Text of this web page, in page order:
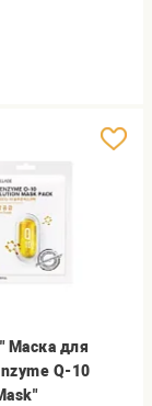
Маска для
Q-10